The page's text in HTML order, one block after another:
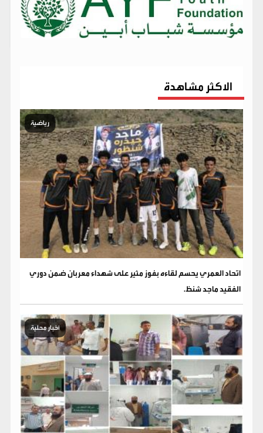
الاكثر مشاهدة
رياضية
اتحاد العمري يحسم لقاءه بفوز مثير على شهداء معربان ضمن دوري
الفقيد ماجد شنظ.
أخبار محلية